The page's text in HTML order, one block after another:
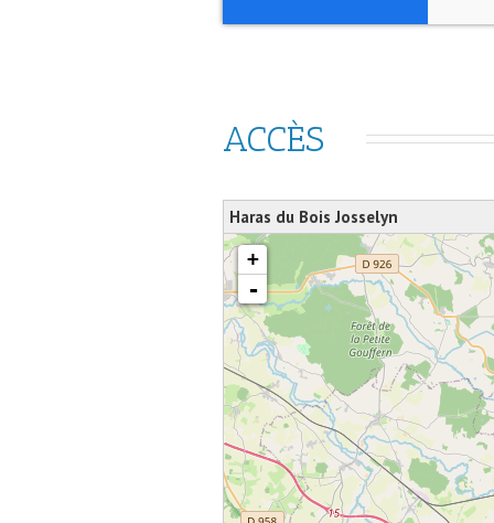
ACCÈS
Haras du Bois Josselyn
chargement de la carte - veuillez patienter...
+
-